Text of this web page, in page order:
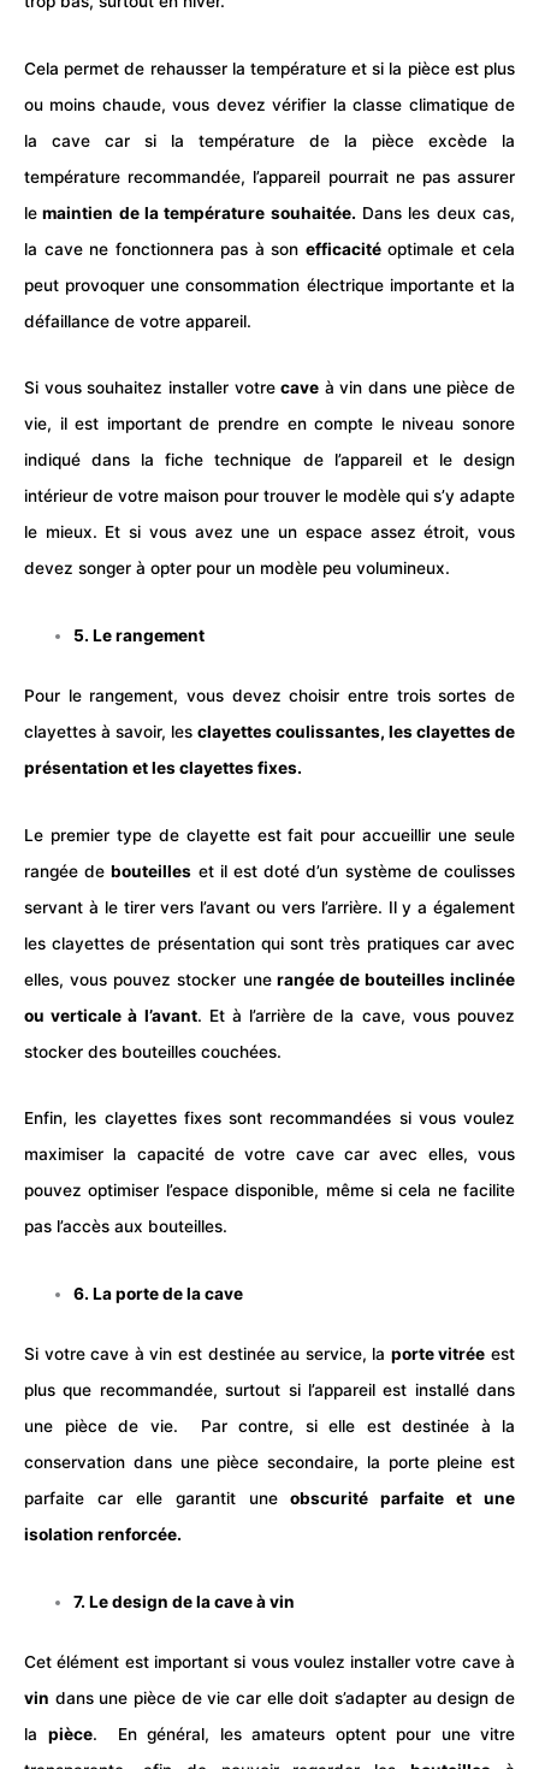
Cela permet de rehausser la température et si la pièce est plus
ou moins chaude, vous devez vérifier la classe climatique de
la cave car si la température de la pièce excède la
température recommandée, l’appareil pourrait ne pas assurer
le maintien de la température souhaitée. Dans les deux cas,
la cave ne fonctionnera pas à son efficacitéoptimale et cela
peut provoquer une consommation électrique importante et la
défaillance de votre appareil.
Si vous souhaitez installer votrecave à vin dans une pièce de
vie, il est important de prendre en compte le niveau sonore
indiqué dans la fiche technique de l’appareil et le design
intérieur de votre maison pour trouver le modèle qui s’y adapte
le mieux. Et si vous avez une un espace assez étroit, vous
devez songer à opter pour un modèle peu volumineux.
5. Le rangement
Pour le rangement, vous devez choisir entre trois sortes de
clayettes à savoir, les clayettes coulissantes, les clayettes de
présentation et les clayettes fixes.
Le premier type de clayette est fait pour accueillir une seule
rangée debouteilles et il est doté d’un système de coulisses
servant à le tirer vers l’avant ou vers l’arrière. Il y a également
les clayettes de présentation qui sont très pratiques car avec
elles, vous pouvez stocker unerangée de bouteilles inclinée
ou verticale à l’avant. Et à l’arrière de la cave, vous pouvez
stocker des bouteilles couchées.
Enfin, les clayettes fixes sont recommandées si vous voulez
maximiser la capacité de votre cave car avec elles, vous
pouvez optimiser l’espace disponible, même si cela ne facilite
pas l’accès aux bouteilles.
6. La porte de la cave
Si votre cave à vin est destinée au service, la porte vitrée est
plus que recommandée, surtout si l’appareil est installé dans
une pièce de vie. Par contre, si elle est destinée à la
conservation dans une pièce secondaire, la porte pleine est
parfaite car elle garantit uneobscurité parfaite et une
isolation renforcée.
7. Le design de la cave à vin
Cet élément est important si vous voulez installer votre cave à
vin dans une pièce de vie car elle doit s’adapter au design de
la pièce. En général, les amateurs optent pour une vitre